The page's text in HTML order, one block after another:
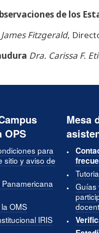
de los
James Fitzgerald,
Dra. Carissa F.
OPS
para
sitio y aviso de
OMS
IRIS
Mesa
Guías